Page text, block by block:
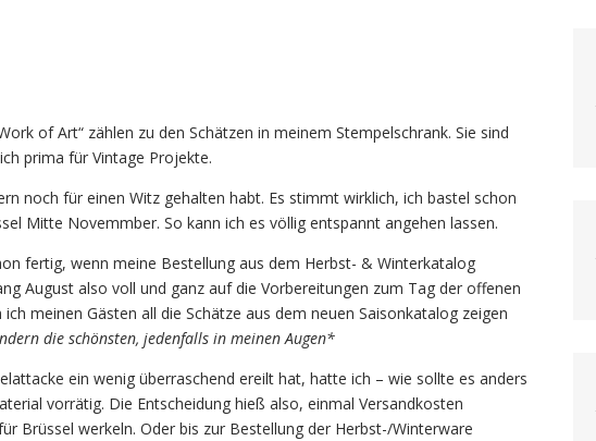
of Art“ zählen zu den Schätzen in meinem Stempelschrank. Sie sind
prima für Vintage Projekte.
noch für einen Witz gehalten habt. Es stimmt wirklich, ich bastel schon
Mitte Novemmber. So kann ich es völlig entspannt angehen lassen.
fertig, wenn meine Bestellung aus dem Herbst- & Winterkatalog
August also voll und ganz auf die Vorbereitungen zum Tag der offenen
meinen Gästen all die Schätze aus dem neuen Saisonkatalog zeigen
die schönsten, jedenfalls in meinen Augen*
ein wenig überraschend ereilt hat, hatte ich – wie sollte es anders
vorrätig. Die Entscheidung hieß also, einmal Versandkosten
Brüssel werkeln. Oder bis zur Bestellung der Herbst-/Winterware